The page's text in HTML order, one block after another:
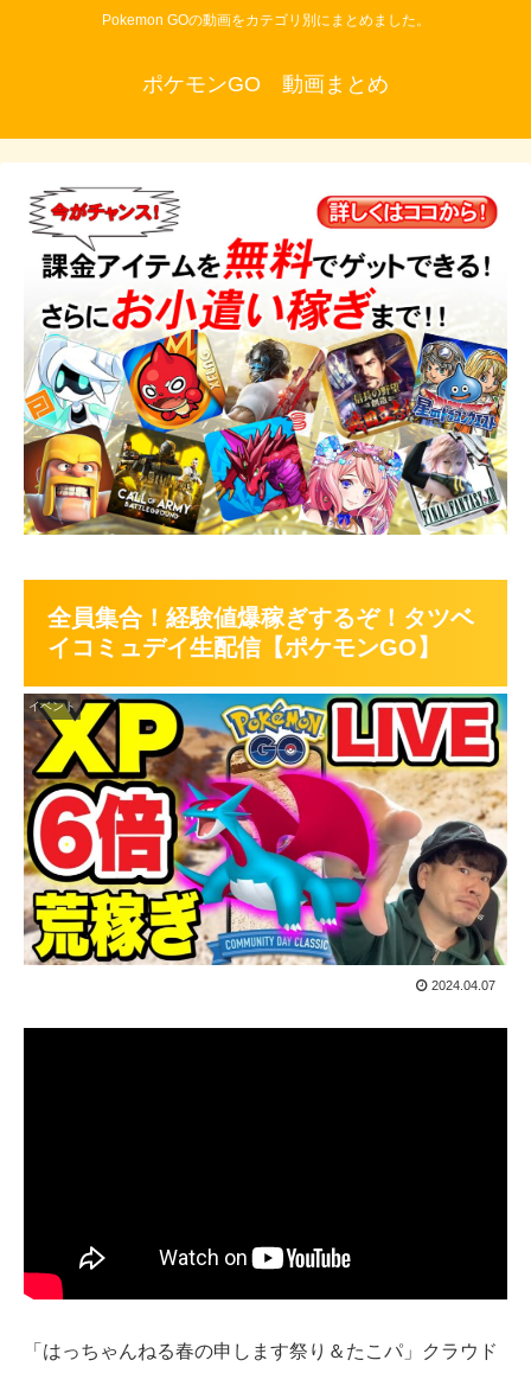
Pokemon GOの動画をカテゴリ別にまとめました。
ポケモンGO 動画まとめ
全員集合！経験値爆稼ぎするぞ！タツベ
イコミュデイ生配信【ポケモンGO】
イベント
2024.04.07
「はっちゃんねる春の申します祭り＆たこパ」クラウド